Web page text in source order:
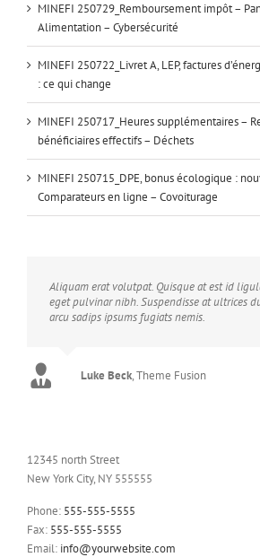
MINEFI 250729_Remboursement impôt –
Alimentation – Cybersécurité
MINEFI 250722_Livret A, LEP, factures
: ce qui change
MINEFI 250717_Heures supplémentaires –
bénéficiaires effectifs – Déchets
MINEFI 250715_DPE, bonus écologique :
Comparateurs en ligne – Covoiturage
Neque porro quisquam est, qui dolorem
amet, consec tetur, adipisci velit, sed quia
modi tempora voluptas amets unser.
John Doe,My Company
Aliquam erat volutpat. Quisque at est id
eget pulvinar nibh. Suspendisse at ultrices
arcu sadips ipsums fugiats nemis.
Luke Beck,Theme Fusion
12345 north Street
New York City, NY 555555
Phone: 555-555-5555
Fax: 555-555-5555
Email: info@yourwebsite.com